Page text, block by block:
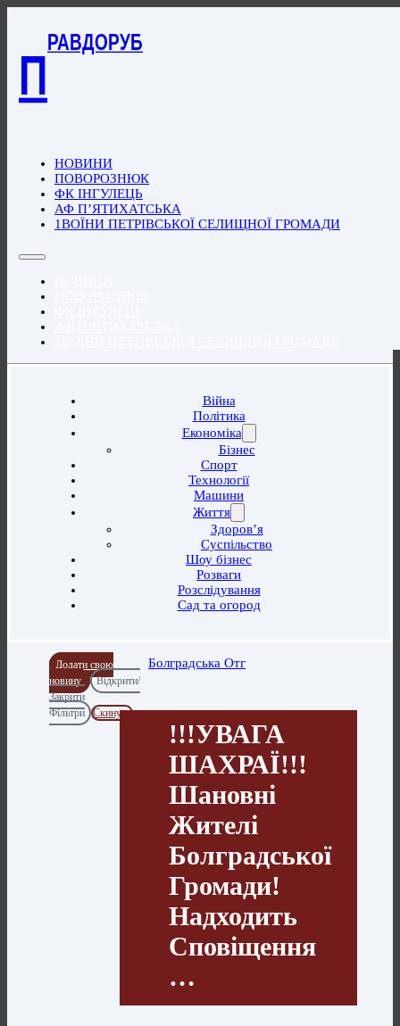
П
РАВДОРУБ
НОВИНИ
ПОВОРОЗНЮК
ФК ІНГУЛЕЦЬ
АФ П’ЯТИХАТСЬКА
1ВОЇНИ ПЕТРІВСЬКОЇ СЕЛИЩНОЇ ГРОМАДИ
Війна
Політика
Економіка
Бізнес
Спорт
Технології
Машини
Життя
Здоров’я
Суспільство
Шоу бізнес
Розваги
Розслідування
Сад та огород
Додати свою
новину
Відкрити/
Закрити
Фільтри
Скинути
Болградська Отг
!!!УВАГА
ШАХРАЇ!!!
Шановні
Жителі
Болградської
Громади!
Надходить
Сповіщення
…